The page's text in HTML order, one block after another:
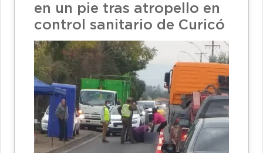
en un pie tras atropello en
control sanitario de Curicó